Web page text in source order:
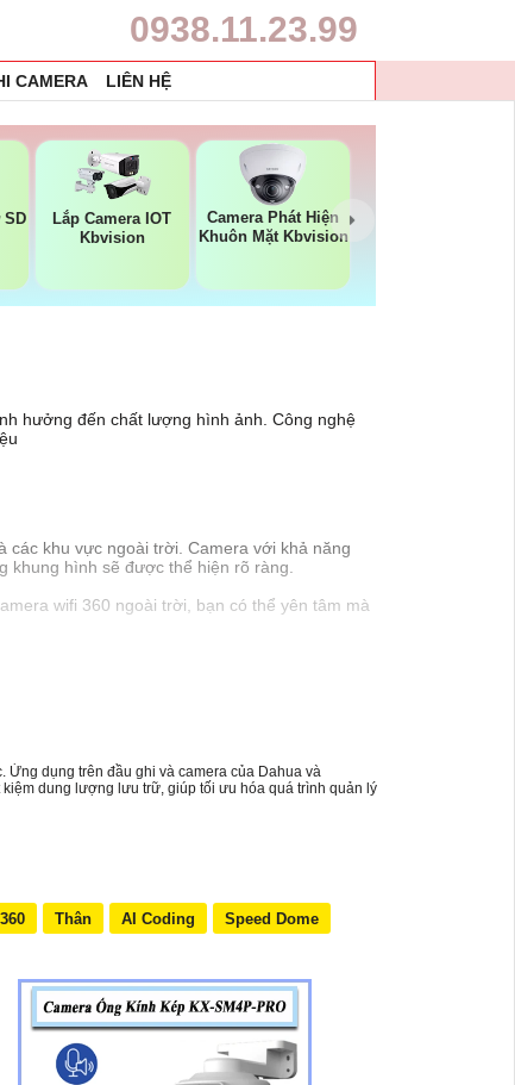
0938.11.23.99
CAMERA LIÊN HỆ
SD
Lắp Camera IOT
Kbvision
Camera Phát Hiện
Khuôn Mặt Kbvision
hưởng đến chất lượng hình ảnh. Công nghệ
các khu vực ngoài trời. Camera với khả năng
khung hình sẽ được thể hiện rõ ràng.
wifi 360 ngoài trời, bạn có thể yên tâm mà
dụng trên đầu ghi và camera của Dahua và
dung lượng lưu trữ, giúp tối ưu hóa quá trình quản lý
Thân AI Coding Speed Dome